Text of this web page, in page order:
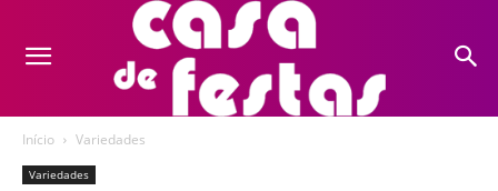
Início Variedades
Variedades